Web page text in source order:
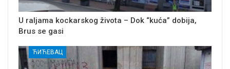
U raljama kockarskog života – Dok “kuća” dobija,
Brus se gasi
ЋИЋЕВАЦ